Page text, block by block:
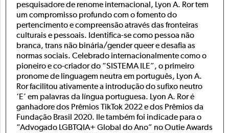
pesquisadore de renome internacional, Lyon A. Ror tem
um compromisso profundo com o fomento do
pertencimento e compreensão através das fronteiras
culturais e pessoais. Identifica-se como pessoa não
branca, trans não binária/gender queer e desafia as
normas sociais. Celebrado internacionalmente como o
pioneiro e co-criador do “SISTEMA ILE”, o primeiro
pronome de linguagem neutra em português, Lyon A.
Ror facilitou ativamente a introdução do sufixo neutro
‘E’ em palavras da língua portuguesa. Lyon A. Ror é
ganhadore dos Prêmios TikTok 2022 e dos Prêmios da
Fundação Brasil 2020. Ile também foi indicade para o
“Advogado LGBTQIA+ Global do Ano” no Outie Awards